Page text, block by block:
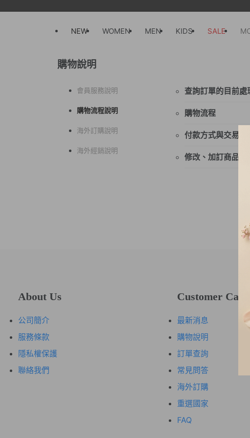
NEW WOMEN MEN KIDS SALE
購物說明
會員服務說明
購物流程說明
海外訂購說明
海外經銷說明
查詢訂單的目前處
請您登入會員後
購物流程
挑選商品→加入
料→完成訂購→
付款方式與交易安全
目前提供付款方
1. 『7-11取貨付
2. 『信用卡線
3. 『LINE Pay
『7-11取貨付款
可依需求選擇
您可使用各家
ANDEN HUD
會留存在
修改、加訂商品或
若您完成訂購
若有修改需求
About Us
公司簡介
服務條款
隱私權保護
聯絡我們
Customer Care
最新消息
購物說明
訂單查詢
常見問答
海外訂購
重選國家
FAQ